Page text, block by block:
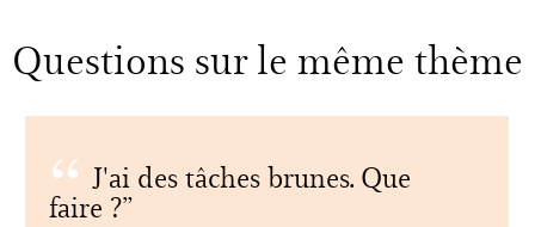
Questions sur le même thème
J'ai des tâches brunes. Que
faire ?